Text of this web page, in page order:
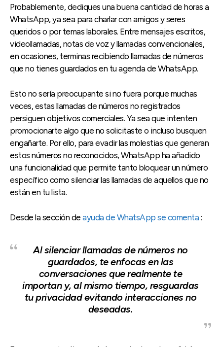
Probablemente, dediques una buena cantidad de horas a
WhatsApp, ya sea para charlar con amigos y seres
queridos o por temas laborales. Entre mensajes escritos,
videollamadas, notas de voz y llamadas convencionales,
en ocasiones, terminas recibiendo llamadas de números
que no tienes guardados en tu agenda de WhatsApp.
Esto no sería preocupante si no fuera porque muchas
veces, estas llamadas de números no registrados
persiguen objetivos comerciales. Ya sea que intenten
promocionarte algo que no solicitaste o incluso busquen
engañarte. Por ello, para evadir las molestias que generan
estos números no reconocidos, WhatsApp ha añadido
una funcionalidad que permite tanto bloquear un número
específico como silenciar las llamadas de aquellos que no
están en tu lista.
Desde la sección de ayuda de WhatsApp se comenta :
Al silenciar llamadas de números no
guardados, te enfocas en las
conversaciones que realmente te
importan y, al mismo tiempo, resguardas
tu privacidad evitando interacciones no
deseadas.